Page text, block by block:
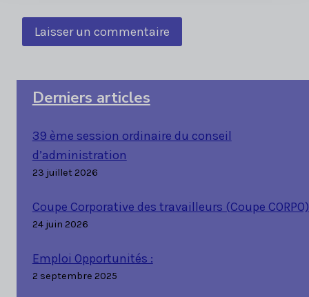
Derniers articles
39 ème session ordinaire du conseil
d’administration
23 juillet 2026
Coupe Corporative des travailleurs (Coupe CORPO)
24 juin 2026
Emploi Opportunités :
2 septembre 2025